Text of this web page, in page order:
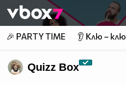
👾
🎉 PARTY TIME 👂 Клю – клю
Quizz Box